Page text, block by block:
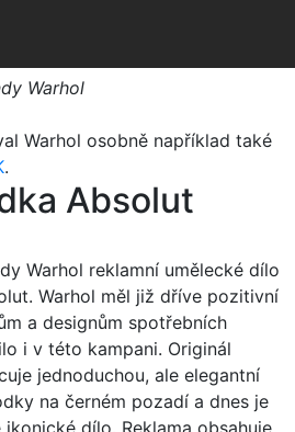
Warhol
Warhol osobně například také
.
Absolut
Warhol reklamní umělecké dílo
Warhol měl již dříve pozitivní
a designům spotřebních
i v této kampani. Originál
jednoduchou, ale elegantní
na černém pozadí a dnes je